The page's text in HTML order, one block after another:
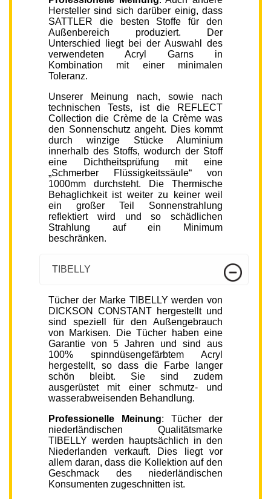
Hersteller sind sich darüber einig, dass
SATTLER die besten Stoffe für den
Außenbereich produziert. Der
Unterschied liegt bei der Auswahl des
verwendeten Acryl Garns in
Kombination mit einer minimalen
Toleranz.
Unserer Meinung nach, sowie nach
technischen Tests, ist die REFLECT
Collection die Crème de la Crème was
den Sonnenschutz angeht. Dies kommt
durch winzige Stücke Aluminium
innerhalb des Stoffs, wodurch der Stoff
eine Dichtheitsprüfung mit eine
„Schmerber Flüssigkeitssäule“ von
1000mm durchsteht. Die Thermische
Behaglichkeit ist weiter zu keiner weil
ein großer Teil Sonnenstrahlung
reflektiert wird und so schädlichen
Strahlung auf ein Minimum
beschränken.
TIBELLY
Tücher der Marke TIBELLY werden von
DICKSON CONSTANT hergestellt und
sind speziell für den Außengebrauch
von Markisen. Die Tücher haben eine
Garantie von 5 Jahren und sind aus
100% spinndüsengefärbtem Acryl
hergestellt, so dass die Farbe langer
schön bleibt. Sie sind zudem
ausgerüstet mit einer schmutz- und
wasserabweisenden Behandlung.
Professionelle Meinung: Tücher der
niederländischen Qualitätsmarke
TIBELLY werden hauptsächlich in den
Niederlanden verkauft. Dies liegt vor
allem daran, dass die Kollektion auf den
Geschmack des niederländischen
Konsumenten zugeschnitten ist.